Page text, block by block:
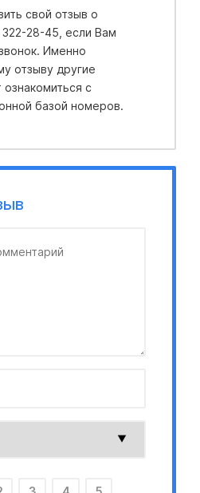
свой отзыв о
28-45, если Вам
Именно
отзыву другие
с
базой номеров.